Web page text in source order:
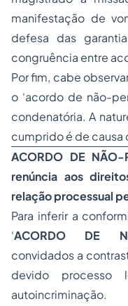
manifestação de
defesa das
congruência entre
Por fim, cabe
o ‘acordo de não-
condenatória. A
cumprido é de
ACORDO DE
renúncia aos
relação processual
Para inferir a
‘ACORDO DE
convidados a
devido
autoincriminação.